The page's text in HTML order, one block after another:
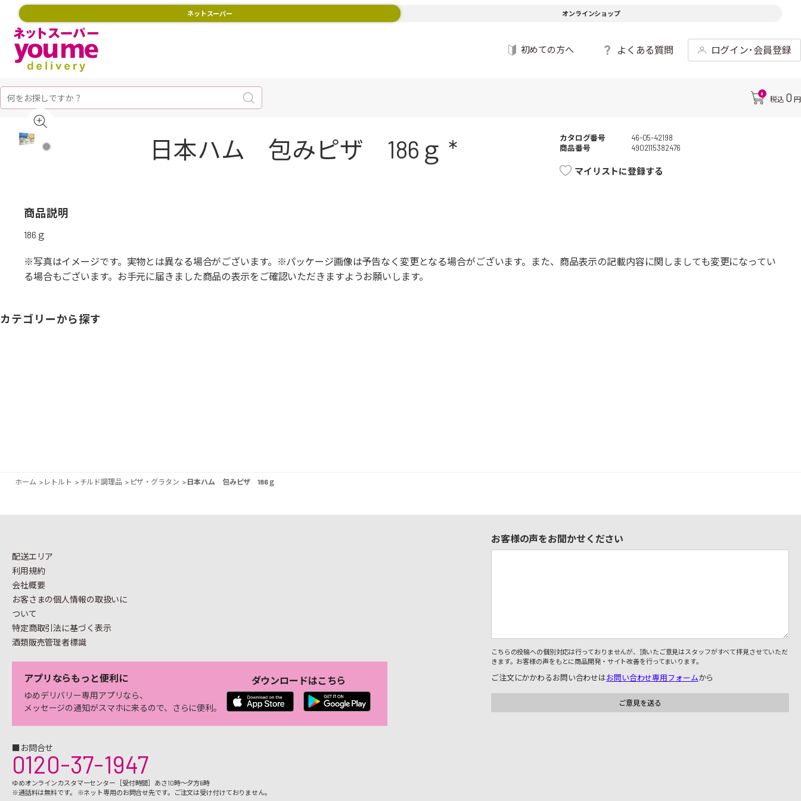
ネットスーパー オンラインショップ
初めての方へ よくある質問 ログイン･会員登録
0
税込 0 円
日本ハム 包みピザ 186ｇ * カタログ番号
46-05-42198
商品番号
4902115382476
マイリストに登録する
商品説明
186ｇ
※写真はイメージです。実物とは異なる場合がございます。※パッケージ画像は予告なく変更となる場合がございます。また、商品表示の記載内容に関しましても変更になってい
る場合もございます。お手元に届きました商品の表示をご確認いただきますようお願いします。
カテゴリーから探す
ホーム > レトルト > チルド調理品 > ピザ・グラタン > 日本ハム 包みピザ 186ｇ
配送エリア
利用規約
会社概要
お客さまの個人情報の取扱いに
ついて
特定商取引法に基づく表示
酒類販売管理者標識
アプリならもっと便利に
ゆめデリバリー専用アプリなら、
メッセージの通知がスマホに来るので、さらに便利。
ダウンロードはこちら
■お問合せ
0120-37-1947
ゆめオンラインカスタマーセンター［受付時間］あさ10時～夕方6時
※通話料は無料です。 ※ネット専用のお問合せ先です。ご注文は受け付けておりません。
お客様の声をお聞かせください
こちらの投稿への個別対応は行っておりませんが、頂いたご意見はスタッフがすべて拝見させていただ
きます。お客様の声をもとに商品開発・サイト改善を行ってまいります。
ご注文にかかわるお問い合わせはお問い合わせ専用フォームから